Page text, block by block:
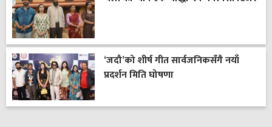
‘जदौ’को शीर्ष गीत सार्वजनिकसँगै नयाँ
प्रदर्शन मिति घोषणा